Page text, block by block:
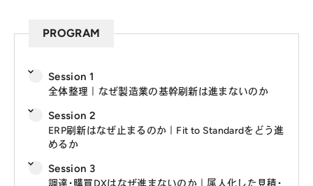
PROGRAM
Session 1
全体整理｜なぜ製造業の基幹刷新は進まないのか
Session 2
ERP刷新はなぜ止まるのか｜Fit to Standardをどう進
めるか
Session 3
調達・購買DXはなぜ進まないのか｜属人化した見積・